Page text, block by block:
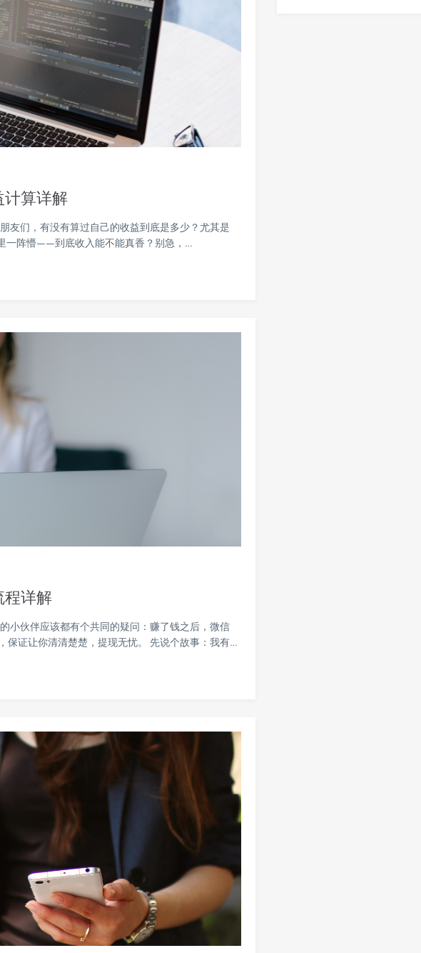
计算详解
友们，有没有算过自己的收益到底是多少？尤其是
一阵懵——到底收入能不能真香？别急，…
程详解
小伙伴应该都有个共同的疑问：赚了钱之后，微信
保证让你清清楚楚，提现无忧。 先说个故事：我有…